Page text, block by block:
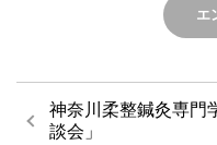
エ
神奈川柔整鍼灸専門
談会」